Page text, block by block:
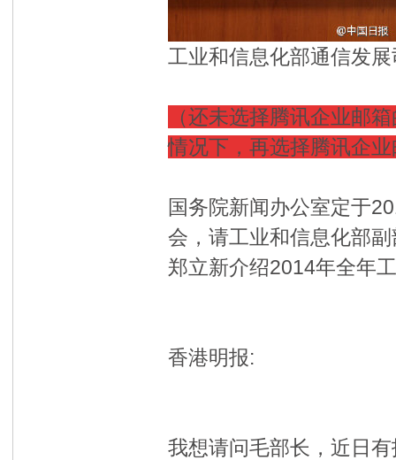
工业和信息化部通信发
（还未选择腾讯企业邮
情况下，再选择腾讯企
国务院新闻办公室定于
会，请工业和信息化部
郑立新介绍2014年全年
香港明报:
我想请问毛部长，近日